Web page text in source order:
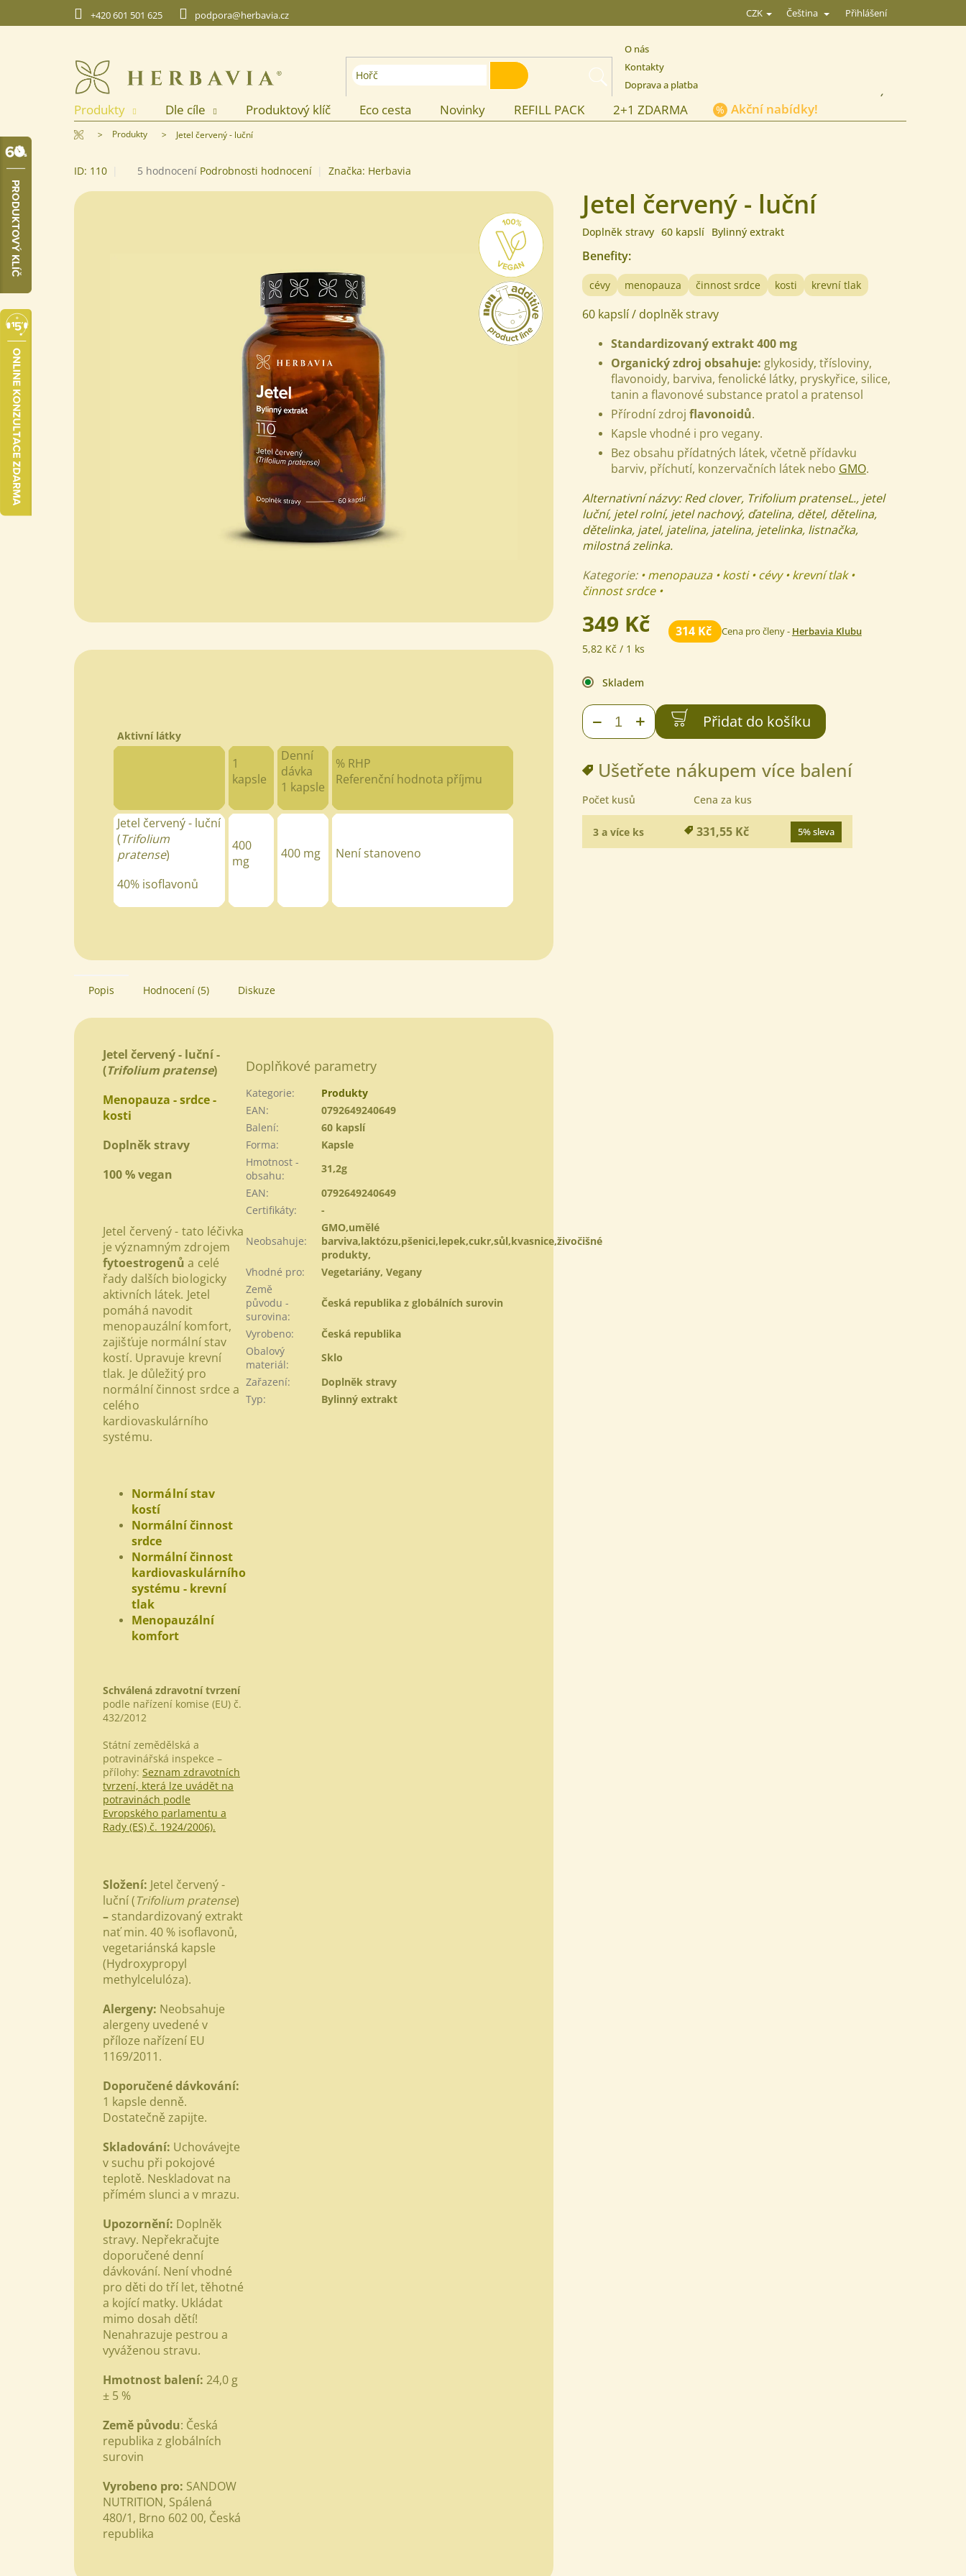
+420 601 501 625 podpora@herbavia.cz CZK Čeština Přihlášení
HLEDAT
O nás
Kontakty
Doprava a platba
KOŠÍK
Produkty Dle cíle Produktový klíč Eco cesta Novinky REFILL PACK 2+1 ZDARMA Akční nabídky!
Domů Produkty Jetel červený - luční
ID: 110
Průměrné
produktu
5 hodnocení Podrobnosti hodnocení Značka: Herbavia
Aktivní látky
1
kapsle
Denní
dávka
1 kapsle
% RHP
Referenční hodnota příjmu
Jetel červený - luční
(Trifolium
pratense)
40% isoflavonů
400
mg
400 mg Není stanoveno
Popis Hodnocení (5) Diskuze
Jetel červený - luční -
(Trifolium pratense)
Menopauza - srdce -
kosti
Doplněk stravy
100 % vegan
Jetel červený - tato léčivka
je významným zdrojem
fytoestrogenů a celé
řady dalších biologicky
aktivních látek. Jetel
pomáhá navodit
menopauzální komfort,
zajišťuje normální stav
kostí. Upravuje krevní
tlak. Je důležitý pro
normální činnost srdce a
celého
kardiovaskulárního
systému.
Normální stav
kostí
Normální činnost
srdce
Normální činnost
kardiovaskulárního
systému - krevní
tlak
Menopauzální
komfort
Schválená zdravotní tvrzení
podle nařízení komise (EU) č.
432/2012
Státní zemědělská a
potravinářská inspekce –
přílohy: Seznam zdravotních
tvrzení, která lze uvádět na
potravinách podle
Evropského parlamentu a
Rady (ES) č. 1924/2006).
Složení: Jetel červený -
luční (Trifolium pratense)
– standardizovaný extrakt
nať min. 40 % iso­flavonů,
vegetariánská kapsle
(Hydroxypropyl
methylcelulóza).
Alergeny: Neobsahuje
alergeny uvedené v
příloze nařízení EU
1169/2011.
Doporučené dávkování:
1 kapsle denně.
Dostatečně zapijte.
Skladování: Uchovávejte
v suchu při pokojové
teplotě. Neskladovat na
přímém slunci a v mrazu.
Upozornění: Doplněk
stravy. Nepřekračujte
doporučené denní
dávkování. Není vhodné
pro děti do tří let, těhotné
a kojící matky. Ukládat
mimo dosah dětí!
Nenahrazuje pestrou a
vyváženou stravu.
Hmotnost balení: 24,0 g
± 5 %
Země původu: Česká
republika z globálních
surovin
Vyrobeno pro: SANDOW
NUTRITION, Spálená
480/1, Brno 602 00, Česká
republika
Doplňkové parametry
Kategorie:
Produkty
EAN:
0792649240649
Balení:
60 kapslí
Forma:
Kapsle
Hmotnost -
obsahu:
31,2g
EAN:
0792649240649
Certifikáty: -
Neobsahuje:
GMO,umělé
barviva,laktózu,pšenici,lepek,cukr,sůl,kvasnice,živočišné
produkty,
Vhodné pro:
Vegetariány, Vegany
Země
původu -
surovina:
Česká republika z globálních surovin
Vyrobeno:
Česká republika
Obalový
materiál:
Sklo
Zařazení:
Doplněk stravy
Typ: Bylinný extrakt
Jetel červený - luční
Doplněk stravy 60 kapslí Bylinný extrakt
314 Kč Cena pro členy - Herbavia Klubu
349 Kč
Měrná
5,82 Kč / 1 ks
Skladem
+
− Přidat do košíku
Ušetřete nákupem více balení
Počet kusů Cena za kus
3 a více ks 331,55 Kč 5% sleva
Benefity:
cévy menopauza činnost srdce kosti krevní tlak
60 kapslí / doplněk stravy
Standardizovaný extrakt 400 mg
Organický zdroj obsahuje: glykosidy, třísloviny,
flavonoidy, barviva, fenolické látky, pryskyřice, silice,
tanin a flavonové substance pratol a pratensol
Přírodní zdroj flavonoidů.
Kapsle vhodné i pro vegany.
Bez obsahu přídatných látek, včetně přídavku
barviv, příchutí, konzervačních látek nebo GMO.
Alternativní názvy:Red clover, Trifolium pratenseL., jetel
luční, jetel rolní, jetel nachový, ďatelina, dětel, dětelina,
dětelinka, jatel, jatelina, jatelina, jetelinka, listnačka,
milostná zelinka.
Kategorie: • menopauza • kosti • cévy • krevní tlak •
činnost srdce •